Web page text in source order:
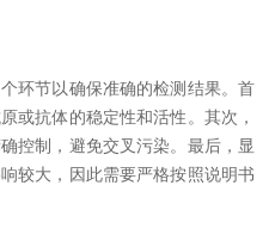
节以确保准确的检测结果。首
或抗体的稳定性和活性。其次，
控制，避免交叉污染。最后，显
较大，因此需要严格按照说明书